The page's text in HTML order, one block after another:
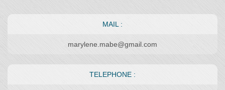
MAIL :
marylene.mabe@gmail.com
TELEPHONE :